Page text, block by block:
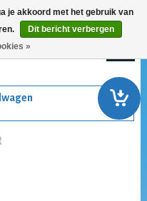
je akkoord met het gebruik van
Dit bericht verbergen
»